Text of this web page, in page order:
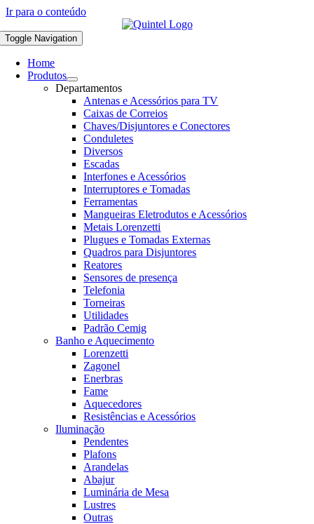
Ir para o conteúdo
Toggle Navigation
Home
Produtos
Departamentos
Antenas e Acessórios para TV
Caixas de Correios
Chaves/Disjuntores e Conectores
Conduletes
Diversos
Escadas
Interfones e Acessórios
Interruptores e Tomadas
Ferramentas
Mangueiras Eletrodutos e Acessórios
Metais Lorenzetti
Plugues e Tomadas Externas
Quadros para Disjuntores
Reatores
Sensores de presença
Telefonia
Torneiras
Utilidades
Padrão Cemig
Banho e Aquecimento
Lorenzetti
Zagonel
Enerbras
Fame
Aquecedores
Resistências e Acessórios
Iluminação
Pendentes
Plafons
Arandelas
Abajur
Luminária de Mesa
Lustres
Outras